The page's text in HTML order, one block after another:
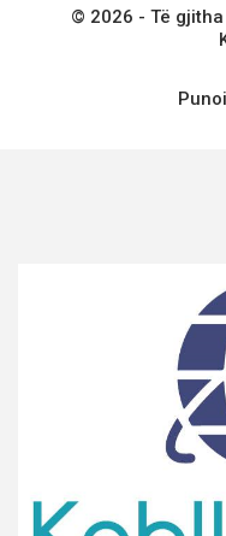
© 2026 - Të